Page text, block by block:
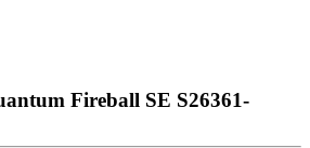
Fireball SE S26361-